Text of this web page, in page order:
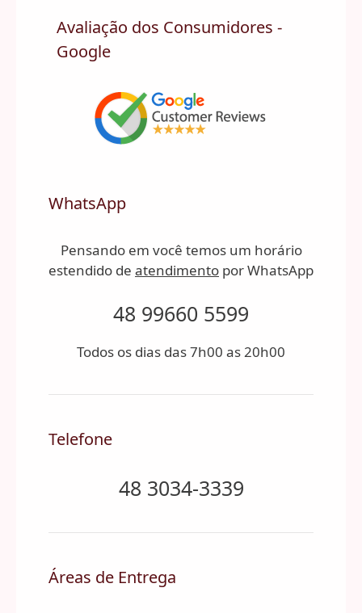
Avaliação dos Consumidores -
Google
WhatsApp
Pensando em você temos um horário
estendido de atendimento por WhatsApp
48 99660 5599
Todos os dias das 7h00 as 20h00
Telefone
48 3034-3339
Áreas de Entrega